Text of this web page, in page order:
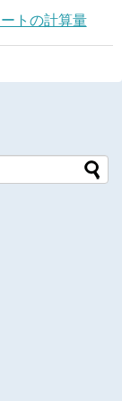
トの計算量